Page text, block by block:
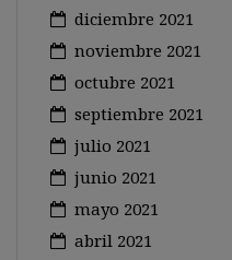
diciembre 2021
noviembre 2021
octubre 2021
septiembre 2021
julio 2021
junio 2021
mayo 2021
abril 2021